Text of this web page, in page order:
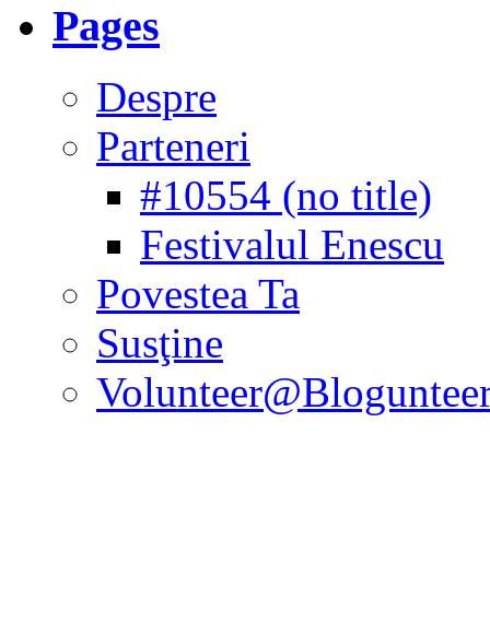
Pages
Despre
Parteneri
#10554 (no title)
Festivalul Enescu
Povestea Ta
Susţine